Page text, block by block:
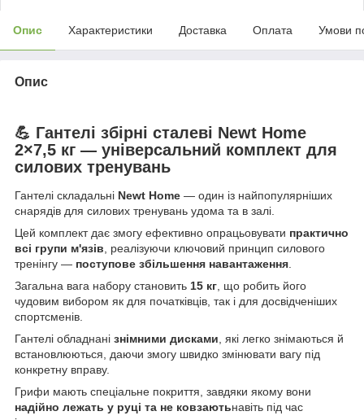
Опис Характеристики Доставка Оплата Умови
Опис
💪 Гантелі збірні сталеві Newt Home
2×7,5 кг — універсальний комплект для
силових тренувань
Гантелі складальні Newt Home — один із найпопулярніших
снарядів для силових тренувань удома та в залі.
Цей комплект дає змогу ефективно опрацьовувати практично
всі групи м'язів, реалізуючи ключовий принцип силового
тренінгу — поступове збільшення навантаження.
Загальна вага набору становить 15 кг, що робить його
чудовим вибором як для початківців, так і для досвідченіших
спортсменів.
Гантелі обладнані знімними дисками, які легко знімаються й
встановлюються, даючи змогу швидко змінювати вагу під
конкретну вправу.
Грифи мають спеціальне покриття, завдяки якому вони
надійно лежать у руці та не ковзаютьнавіть під час